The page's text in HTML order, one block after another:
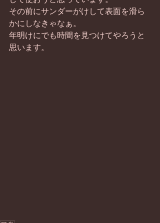
その前にサンダーがけして表面を滑ら
かにしなきゃなぁ。
年明けにでも時間を見つけてやろうと
思います。